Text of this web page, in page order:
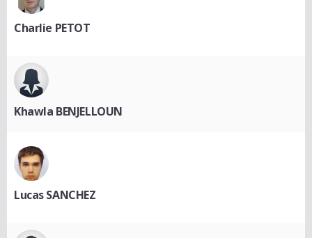
Charlie PETOT
Khawla BENJELLOUN
Lucas SANCHEZ